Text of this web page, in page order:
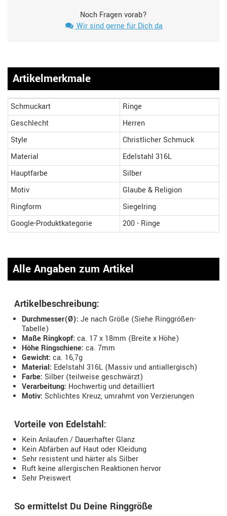
Noch Fragen vorab?
Wir sind gerne für Dich da
Artikelmerkmale
Schmuckart
Ringe
Geschlecht
Herren
Style
Christlicher Schmuck
Material
Edelstahl 316L
Hauptfarbe
Silber
Motiv
Glaube & Religion
Ringform
Siegelring
Google-Produktkategorie
200 - Ringe
Alle Angaben zum Artikel
Artikelbeschreibung:
Durchmesser(Ø): Je nach Größe (Siehe Ringgrößen-
Tabelle)
Maße Ringkopf: ca. 17 x 18mm (Breite x Höhe)
Höhe Ringschiene: ca. 7mm
Gewicht: ca. 16,7g
Material: Edelstahl 316L (Massiv und antiallergisch)
Farbe: Silber (teilweise geschwärzt)
Verarbeitung: Hochwertig und detailliert
Motiv: Schlichtes Kreuz, umrahmt von Verzierungen
Vorteile von Edelstahl:
Kein Anlaufen / Dauerhafter Glanz
Kein Abfärben auf Haut oder Kleidung
Sehr resistent und härter als Silber
Ruft keine allergischen Reaktionen hervor
Sehr Preiswert
So ermittelst Du Deine Ringgröße